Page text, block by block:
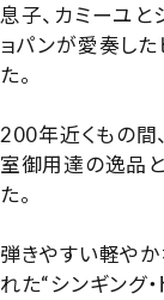
息子、カミーユと
ョパンが愛奏した
た。
200年近くもの間
室御用達の逸品
た。
弾きやすい軽やか
れた“シンギング